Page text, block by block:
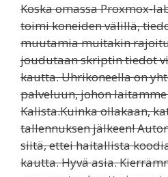
Koska omassa Proxmox-
toimi koneiden välillä,
muutamia muitakin
joudutaan skriptin tiedot
kautta. Uhrikoneella on
palveluun, johon
Kalista.Kuinka ollakaan,
tallennuksen jälkeen!
siitä, ettei haitallista
kautta. Hyvä asia.